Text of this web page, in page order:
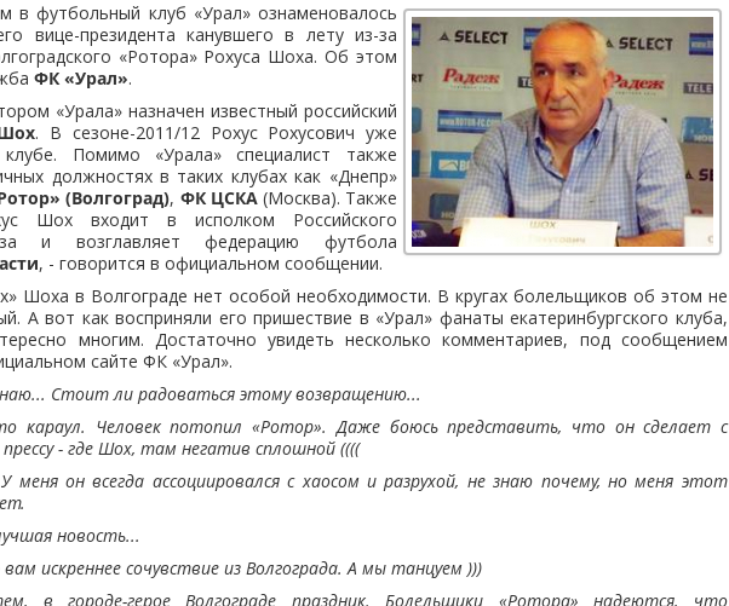
в футбольный клуб «Урал» ознаменовалось
вице-президента канувшего в лету из-за
«Ротора» Рохуса Шоха. Об этом
ФК «Урал».
«Урала» назначен известный российский
. В сезоне-2011/12 Рохус Рохусович уже
Помимо «Урала» специалист также
должностях в таких клубах как «Днепр»
(Волгоград), ФК ЦСКА(Москва). Также
Шох входит в исполком Российского
и возглавляет федерацию футбола
, - говорится в официальном сообщении.
Шоха в Волгограде нет особой необходимости. В кругах болельщиков об этом не
А вот как восприняли его пришествие в «Урал» фанаты екатеринбургского клуба,
многим. Достаточно увидеть несколько комментариев, под сообщением
сайте ФК «Урал».
Стоит ли радоваться этому возвращению...
караул. Человек потопил «Ротор». Даже боюсь представить, что он сделает с
- где Шох, там негатив сплошной ((((
У меня он всегда ассоциировался с хаосом и разрухой, не знаю почему, но меня этот
новость...
искреннее сочувствие из Волгограда. А мы танцуем )))
в городе-герое Волгограде праздник. Болельщики «Ротора» надеются, что